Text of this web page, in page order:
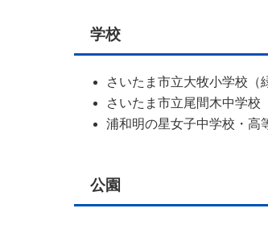
学校
さいたま市立大牧小学校（
さいたま市立尾間木中学校
浦和明の星女子中学校・高
公園